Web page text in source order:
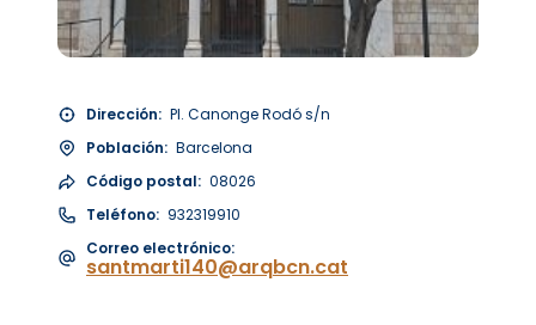
Dirección: Pl. Canonge Rodó s/n
Población: Barcelona
Código postal: 08026
Teléfono: 932319910
Correo electrónico:
santmarti140@arqbcn.cat